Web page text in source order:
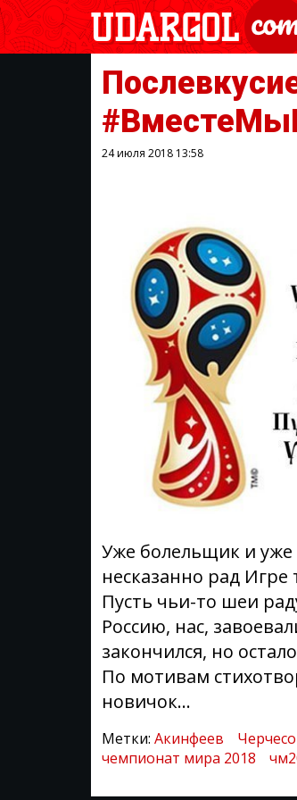
24 июля 2018 13:58
Уже болельщик и уже
несказанно рад
Пусть чьи-то шеи
Россию, нас,
закончился, но
По мотивам
новичок...
Метки: Акинфеев
чемпионат мира 2018